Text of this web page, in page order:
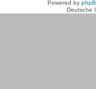
Powered by
Deutsche